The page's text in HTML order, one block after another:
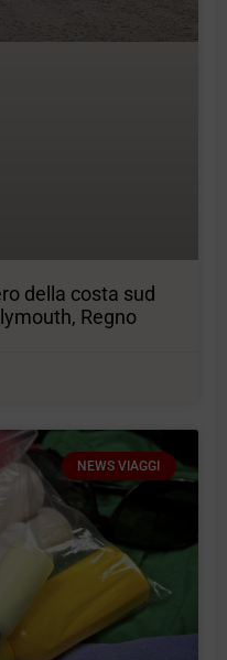
della costa sud
Regno
NEWS VIAGGI